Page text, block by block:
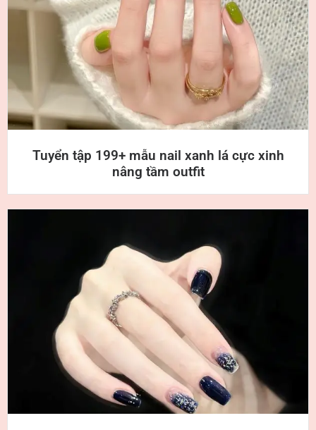
Tuyển tập 199+ mẫu nail xanh lá cực xinh
nâng tầm outfit